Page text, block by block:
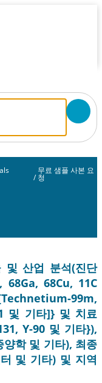
/
무료 샘플 사본 요
청
및 산업 분석(진단
68Ga, 68Cu, 11C
99m,
및 기타]} 및 치료
Y-90 및 기타}),
양학 및 기타), 최종
및 기타) 및 지역